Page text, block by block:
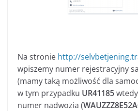
Na stronie http://
wpiszemy numer rejestracyjny
(mamy taką możliwość dla
w tym przypadku UR41185
numer nadwozia (